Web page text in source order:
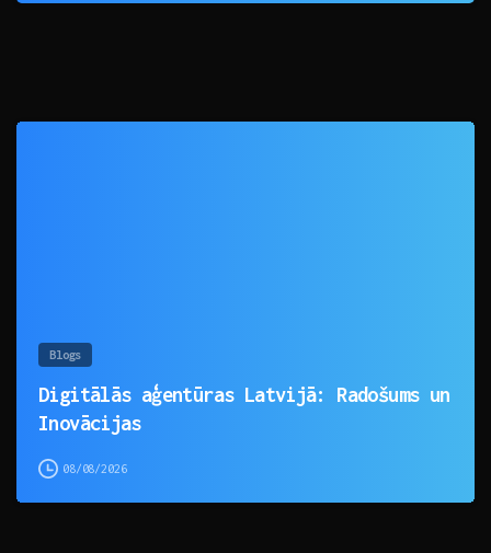
Blogs
Digitālās aģentūras Latvijā: Radošums un
Inovācijas
08/08/2026